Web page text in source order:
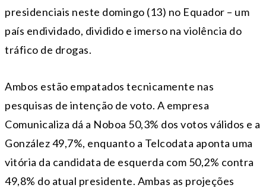
presidenciais neste domingo (13) no Equador – um
país endividado, dividido e imerso na violência do
tráfico de drogas.
Ambos estão empatados tecnicamente nas
pesquisas de intenção de voto. A empresa
Comunicaliza dá a Noboa 50,3% dos votos válidos e a
González 49,7%, enquanto a Telcodata aponta uma
vitória da candidata de esquerda com 50,2% contra
49,8% do atual presidente. Ambas as projeções